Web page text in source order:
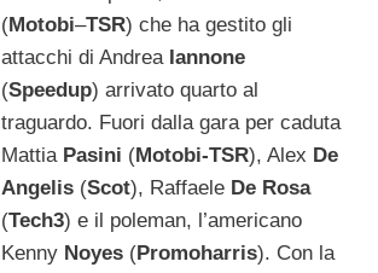
(Motobi–TSR) che ha gestito gli
attacchi di Andrea Iannone
(Speedup) arrivato quarto al
traguardo. Fuori dalla gara per caduta
Mattia Pasini (Motobi-TSR), Alex De
Angelis (Scot), Raffaele De Rosa
(Tech3) e il poleman, l’americano
Kenny Noyes (Promoharris). Con la